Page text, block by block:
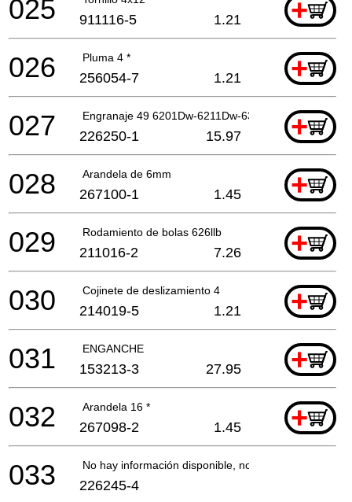
+
025 911116-5 1.21
Pluma 4 * +
026 256054-7 1.21
Engranaje 49 6201Dw-6211Dw-631* +
027 226250-1 15.97
Arandela de 6mm +
028 267100-1 1.45
Rodamiento de bolas 626llb +
029 211016-2 7.26
Cojinete de deslizamiento 4 +
030 214019-5 1.21
ENGANCHE +
031 153213-3 27.95
Arandela 16 * +
032 267098-2 1.45
No hay información disponible, no se puede pedir
033 226245-4